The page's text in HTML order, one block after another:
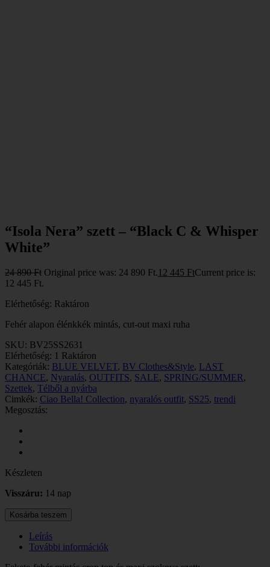
“Isola Nera” szett – “Black C & Whisper
White”
24 890Ft Original price was: 24 890 Ft.12 445 FtCurrent price is:
12 445 Ft.
Elérhetőség: Raktáron
Fehér alapon élénkkék mintás, cut-out maxi ruha
SKU: BV25SS2631
Elérhetőség: 1 Raktáron
Kategóriák: BLUE VELVET, BV Clothes&Style, LAST
CHANCE, Nyaralás, OUTFITS, SALE, SPRING/SUMMER,
Szettek, Télből a nyárba
Cimkék: Ciao Bella! Collection, nyaralós outfit, SS25, trendi
Megosztás:
Készleten
Visszáru: 14 nap
Kosárba teszem
Leírás
További információk